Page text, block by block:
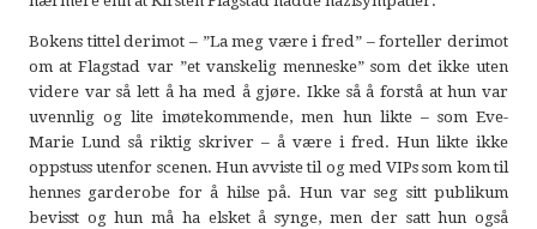
Bokens tittel derimot – ”La meg være i fred” – forteller derimot
om at Flagstad var ”et vanskelig menneske” som det ikke uten
videre var så lett å ha med å gjøre. Ikke så å forstå at hun var
uvennlig og lite imøtekommende, men hun likte – som Eve-
Marie Lund så riktig skriver – å være i fred. Hun likte ikke
oppstuss utenfor scenen. Hun avviste til og med VIPs som kom til
hennes garderobe for å hilse på. Hun var seg sitt publikum
bevisst og hun må ha elsket å synge, men der satt hun også